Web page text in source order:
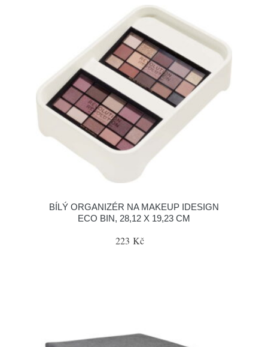
BÍLÝ ORGANIZÉR NA MAKEUP IDESIGN
ECO BIN, 28,12 X 19,23 CM
223 Kč